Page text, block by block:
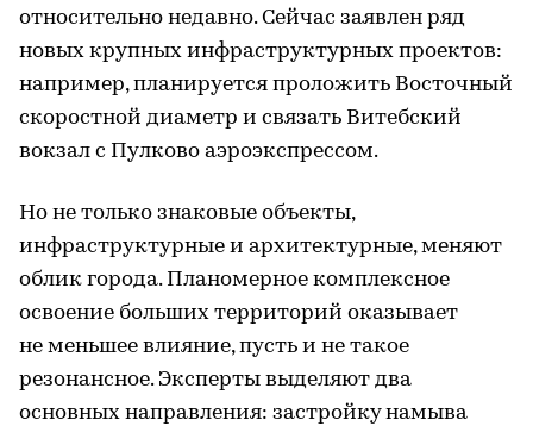
относительно недавно. Сейчас заявлен ряд
новых крупных инфраструктурных проектов:
например, планируется проложить Восточный
скоростной диаметр и связать Витебский
вокзал с Пулково аэроэкспрессом.
Но не только знаковые объекты,
инфраструктурные и архитектурные, меняют
облик города. Планомерное комплексное
освоение больших территорий оказывает
не меньшее влияние, пусть и не такое
резонансное. Эксперты выделяют два
основных направления: застройку намыва